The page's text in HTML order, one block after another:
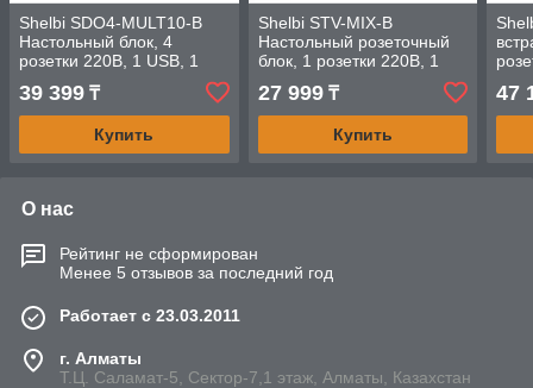
Shelbi SDO4-MULT10-B
Настольный блок, 4
розетки 220B, 1 USB, 1
39 399 ₸
Купить
Shelbi STV-MIX-B
Настольный розеточный
блок, 1 розетки 220В, 1
USB, 2 Type-C, 1 RJ45, 1
HDMI, чёрный
27 999₸
Купить
47
О нас
Рейтинг не сформирован
Менее 5 отзывов за последний год
Работает с 23.03.2011
г. Алматы
Т.Ц. Саламат-5, Cектор-7,1 этаж, Алматы, Казахстан